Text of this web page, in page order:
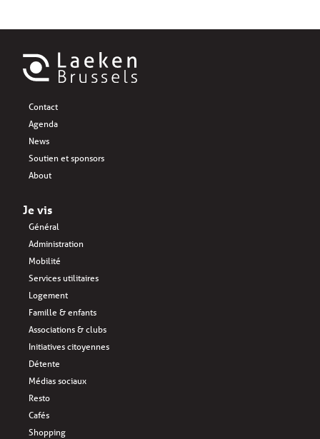
Contact
Agenda
News
Soutien et sponsors
About
Je vis
Général
Administration
Mobilité
Services utilitaires
Logement
Famille & enfants
Associations & clubs
Initiatives citoyennes
Détente
Médias sociaux
Resto
Cafés
Shopping